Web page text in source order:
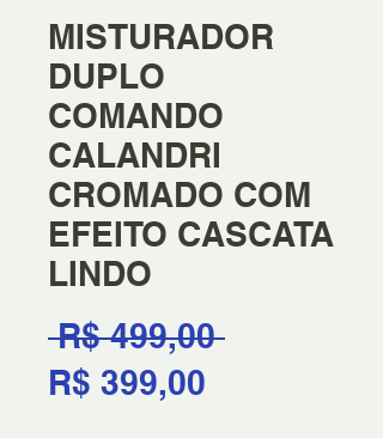
MISTURADOR
DUPLO
COMANDO
CALANDRI
CROMADO COM
EFEITO CASCATA
LINDO
R$ 499,00 Preço
R$ 399,00